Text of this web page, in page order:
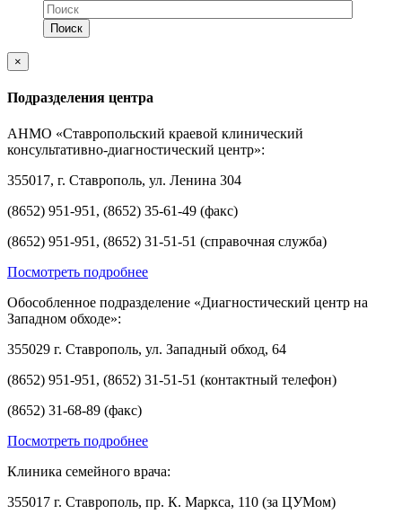
×
Подразделения центра
АНМО «Ставропольский краевой клинический
консультативно-диагностический центр»:
355017, г. Ставрополь, ул. Ленина 304
(8652) 951-951, (8652) 35-61-49 (факс)
(8652) 951-951, (8652) 31-51-51 (справочная служба)
Посмотреть подробнее
Обособленное подразделение «Диагностический центр на
Западном обходе»:
355029 г. Ставрополь, ул. Западный обход, 64
(8652) 951-951, (8652) 31-51-51 (контактный телефон)
(8652) 31-68-89 (факс)
Посмотреть подробнее
Клиника семейного врача:
355017 г. Ставрополь, пр. К. Маркса, 110 (за ЦУМом)